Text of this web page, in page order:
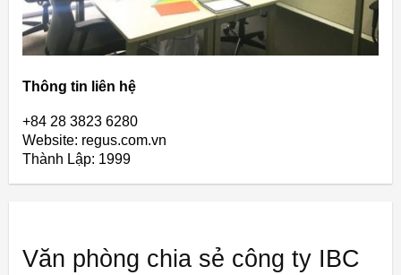
Thông tin liên hệ
+84 28 3823 6280
Website: regus.com.vn
Thành Lập: 1999
Văn phòng chia sẻ công ty IBC